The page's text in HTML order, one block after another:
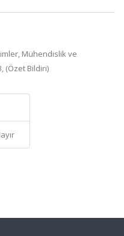
Mühendislik ve
(Özet Bildiri)